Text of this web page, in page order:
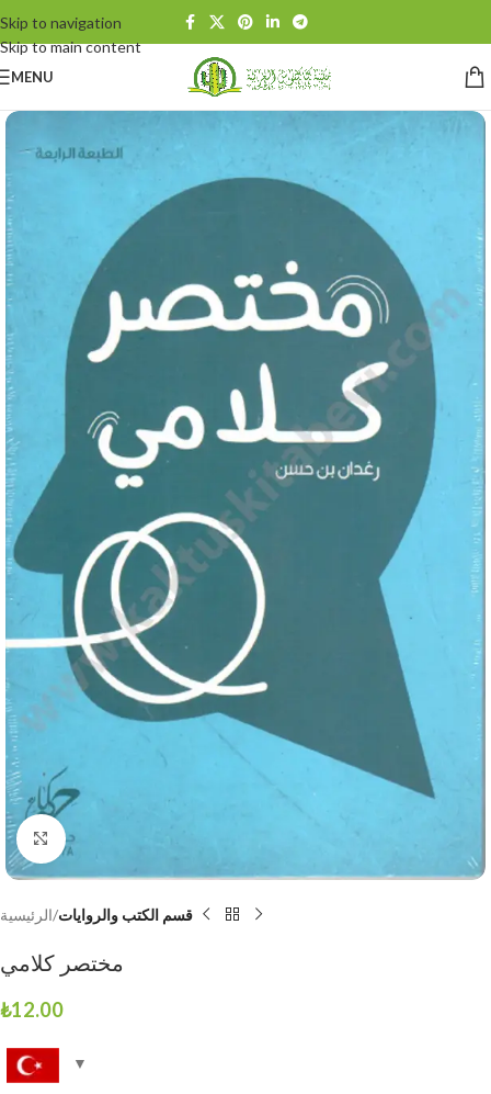
Skip to navigation
Skip to main content
MENU
Click to enlarge
الرئيسية قسم الكتب والروايات
مختصر كلامي
₺12.00